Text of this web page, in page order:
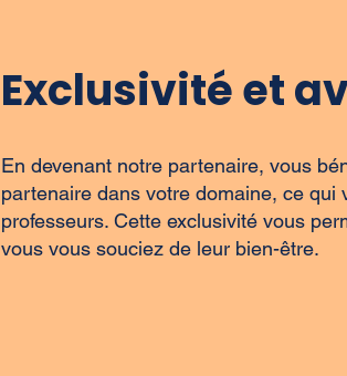
Exclusivité et
En devenant notre partenaire, vous
partenaire dans votre domaine, ce
professeurs. Cette exclusivité vous
vous vous souciez de leur bien-être.